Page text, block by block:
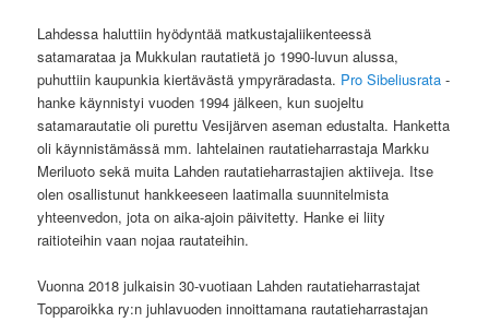
Lahdessa haluttiin hyödyntää matkustajaliikenteessä
satamarataa ja Mukkulan rautatietä jo 1990-luvun alussa,
puhuttiin kaupunkia kiertävästä ympyräradasta. Pro Sibeliusrata -
hanke käynnistyi vuoden 1994 jälkeen, kun suojeltu
satamarautatie oli purettu Vesijärven aseman edustalta. Hanketta
oli käynnistämässä mm. lahtelainen rautatieharrastaja Markku
Meriluoto sekä muita Lahden rautatieharrastajien aktiiveja. Itse
olen osallistunut hankkeeseen laatimalla suunnitelmista
yhteenvedon, jota on aika-ajoin päivitetty. Hanke ei liity
raitioteihin vaan nojaa rautateihin.
Vuonna 2018 julkaisin 30-vuotiaan Lahden rautatieharrastajat
Topparoikka ry:n juhlavuoden innoittamana rautatieharrastajan